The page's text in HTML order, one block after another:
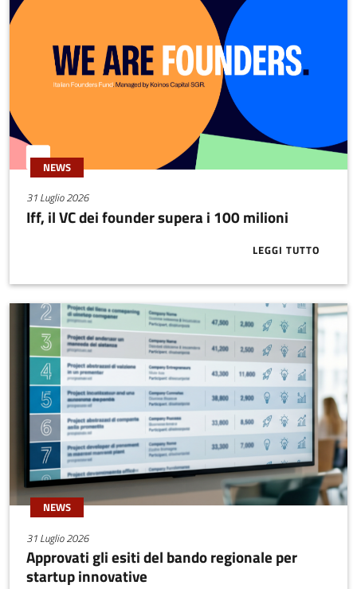
NEWS
31 Luglio 2026
Iff, il VC dei founder supera i 100 milioni
LEGGI TUTTO
ABOUT IFF,
NEWS
31 Luglio 2026
Approvati gli esiti del bando regionale per
startup innovative